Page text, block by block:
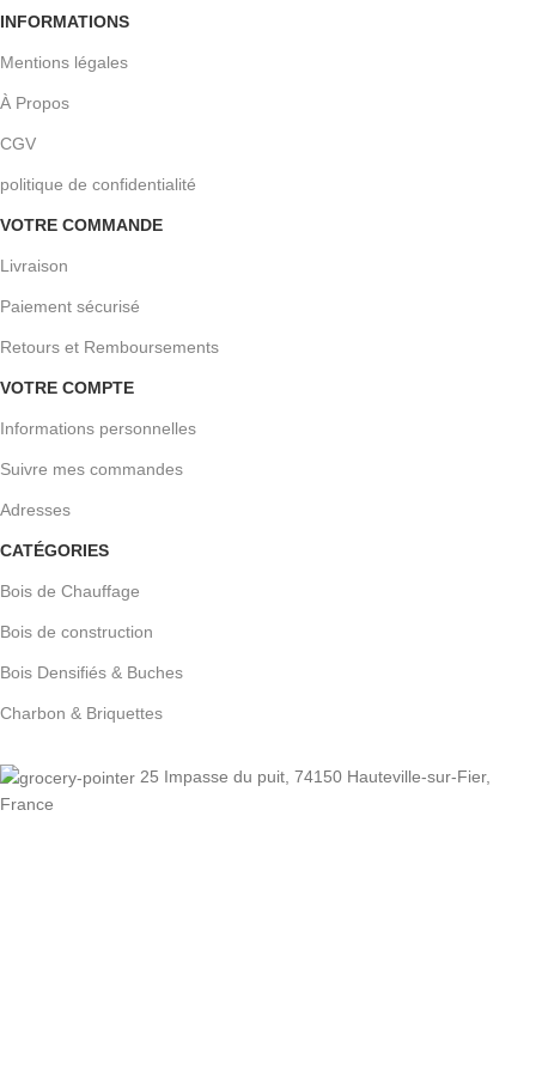
INFORMATIONS
Mentions légales
À Propos
CGV
politique de confidentialité
VOTRE COMMANDE
Livraison
Paiement sécurisé
Retours et Remboursements
VOTRE COMPTE
Informations personnelles
Suivre mes commandes
Adresses
CATÉGORIES
Bois de Chauffage
Bois de construction
Bois Densifiés & Buches
Charbon & Briquettes
25 Impasse du puit, 74150 Hauteville-sur-Fier,
France